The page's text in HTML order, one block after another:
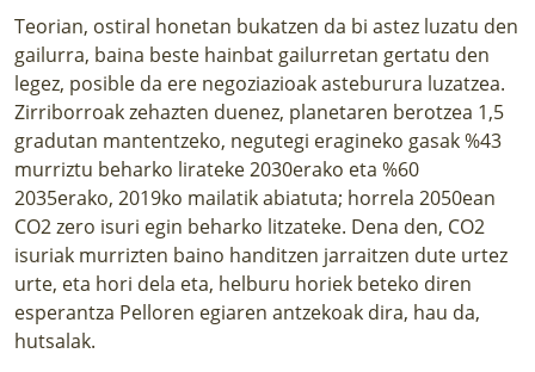
Teorian, ostiral honetan bukatzen da bi astez luzatu den
gailurra, baina beste hainbat gailurretan gertatu den
legez, posible da ere negoziazioak asteburura luzatzea.
Zirriborroak zehazten duenez, planetaren berotzea 1,5
gradutan mantentzeko, negutegi eragineko gasak %43
murriztu beharko lirateke 2030erako eta %60
2035erako, 2019ko mailatik abiatuta; horrela 2050ean
CO2 zero isuri egin beharko litzateke. Dena den, CO2
isuriak murrizten baino handitzen jarraitzen dute urtez
urte, eta hori dela eta, helburu horiek beteko diren
esperantza Pelloren egiaren antzekoak dira, hau da,
hutsalak.